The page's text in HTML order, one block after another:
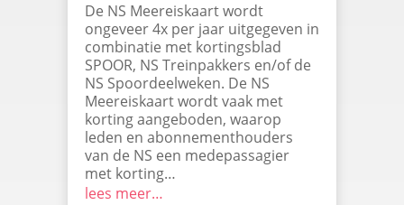
De NS Meereiskaart wordt
ongeveer 4x per jaar uitgegeven in
combinatie met kortingsblad
SPOOR, NS Treinpakkers en/of de
NS Spoordeelweken. De NS
Meereiskaart wordt vaak met
korting aangeboden, waarop
leden en abonnementhouders
van de NS een medepassagier
met korting…
lees meer…